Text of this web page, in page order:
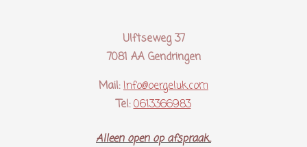
Ulftseweg 37
7081 AA Gendringen
Mail: Info@oergeluk.com
Tel: 0613366983
Alleen open op afspraak..